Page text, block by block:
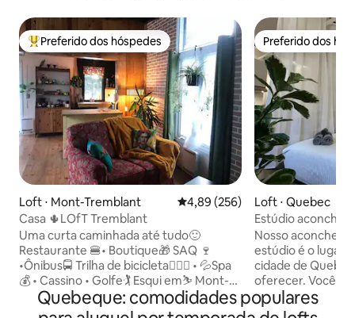
Entre os melhores preferidos dos hóspedes
Preferido dos hóspedes
Loft ⋅ Mont-Tremblant 4,89 de uma avaliação média de
4,89 (256)
Casa 🌵LOfT Tremblant
Uma curta caminhada até tudo🙂
Restaurante 🍔• Boutique🎁 SAQ 🍷
•Ônibus🚍 Trilha de bicicleta🚴🏻‍♂️ • 💦Spa
💰 • Cassino • Golfe🏌️ Esqui em⛷ Mont-
Tremblant Cama queen size
•kitchenette•wifi•TV/Netflix
Preferido dos
Preferido dos
Loft ⋅ Quebec
Estúdio
privativo | St-
Nosso
estúdio é o lugar
cidade de
oferecer. Você
este estúdio
pés2 com suas
Quebeque: comodidades populares